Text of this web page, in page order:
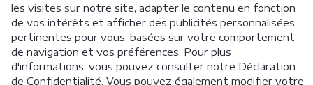
les visites sur notre site, adapter le contenu en fonction
de vos intérêts et afficher des publicités personnalisées
pertinentes pour vous, basées sur votre comportement
de navigation et vos préférences. Pour plus
d'informations, vous pouvez consulter notre Déclaration
de Confidentialité. Vous pouvez également modifier votre
© 2026 Stellantis Financial Services BeLux
Mentions Légales
Politique vie privée
Gestion des plaintes
Assurance SCP
AssurMiFID
Lanceurs d’alerte
Déclaration d’accessibilité
FAQ Cookies